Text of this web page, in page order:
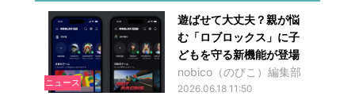
ニュース
遊ばせて大丈夫？親が悩
む「ロブロックス」に子
どもを守る新機能が登場
nobico（のびこ）編集部
2026.06.18 11:50